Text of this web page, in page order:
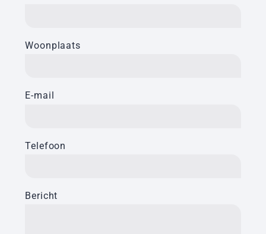
Woonplaats
E-mail
Telefoon
Bericht